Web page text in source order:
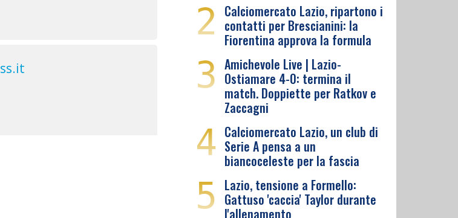
2 Calciomercato Lazio, ripartono i
contatti per Brescianini: la
Fiorentina approva la formula
3 Amichevole Live | Lazio-
Ostiamare 4-0: termina il
match. Doppiette per Ratkov e
Zaccagni
4 Calciomercato Lazio, un club di
Serie A pensa a un
biancoceleste per la fascia
5 Lazio, tensione a Formello:
Gattuso 'caccia' Taylor durante
l'allenamento